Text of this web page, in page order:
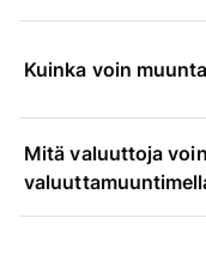
Kuinka voin
Mitä valuuttoja